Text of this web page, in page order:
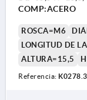
COMP:ACERO
ROSCA=M6
LONGITUD DE
ALTURA=15,5
Referencia: